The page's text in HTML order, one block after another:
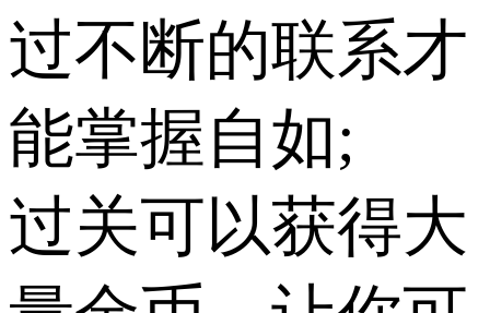
过不断的联系才
能掌握自如;
过关可以获得大